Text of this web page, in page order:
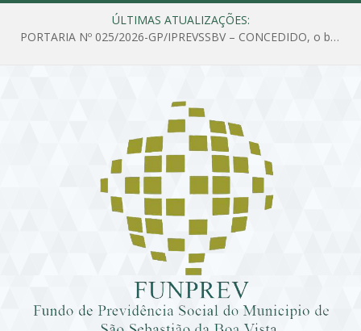
ÚLTIMAS ATUALIZAÇÕES:
PORTARIA Nº 025/2026-GP/IPREVSSBV – CONCEDIDO, o benefício de PENSÃO a MARIA ESTELA DOS SANTOS SOUZA